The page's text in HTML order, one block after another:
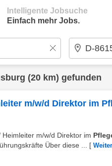
Intelligente Jobsuche
Einfach mehr Jobs.
(20 km) gefunden
m/w/d Direktor im
Heimleiter m/w/d Direktor im
Über diese ...
[